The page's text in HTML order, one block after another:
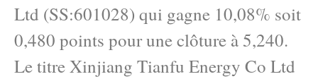
Ltd (SS:601028) qui gagne 10,08% soit
0,480 points pour une clôture à 5,240.
Le titre Xinjiang Tianfu Energy Co Ltd